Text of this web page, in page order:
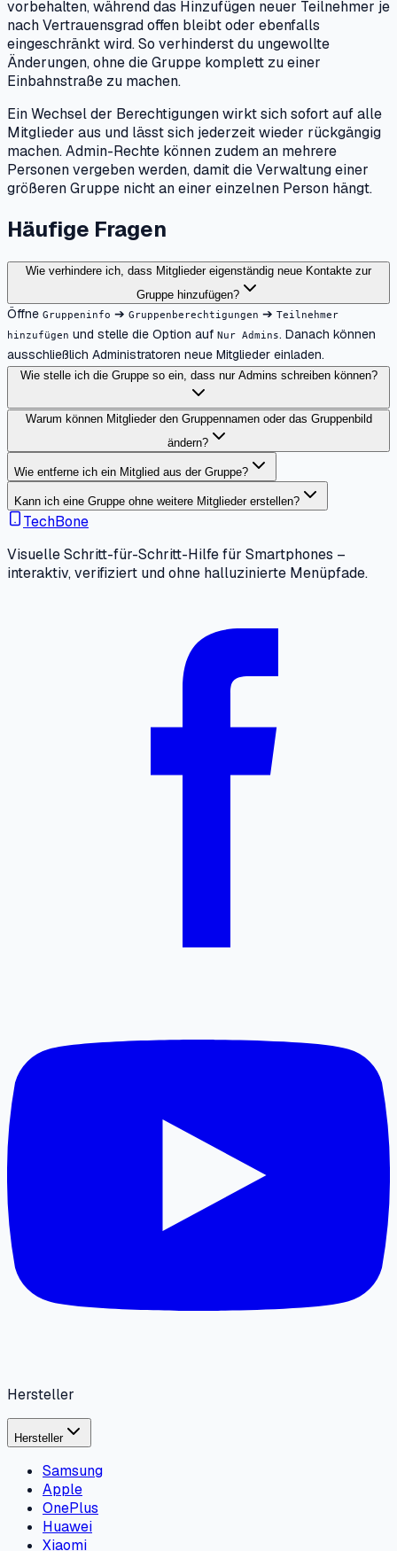
vorbehalten, während das Hinzufügen neuer Teilnehmer je
nach Vertrauensgrad offen bleibt oder ebenfalls
eingeschränkt wird. So verhinderst du ungewollte
Änderungen, ohne die Gruppe komplett zu einer
Einbahnstraße zu machen.
Ein Wechsel der Berechtigungen wirkt sich sofort auf alle
Mitglieder aus und lässt sich jederzeit wieder rückgängig
machen. Admin-Rechte können zudem an mehrere
Personen vergeben werden, damit die Verwaltung einer
größeren Gruppe nicht an einer einzelnen Person hängt.
Häufige Fragen
Wie verhindere ich, dass Mitglieder eigenständig neue Kontakte zur
Gruppe hinzufügen?
Öffne Gruppeninfo ➔ Gruppenberechtigungen ➔ Teilnehmer
hinzufügen und stelle die Option auf Nur Admins. Danach können
ausschließlich Administratoren neue Mitglieder einladen.
Wie stelle ich die Gruppe so ein, dass nur Admins schreiben können?
Warum können Mitglieder den Gruppennamen oder das Gruppenbild
ändern?
Wie entferne ich ein Mitglied aus der Gruppe?
Kann ich eine Gruppe ohne weitere Mitglieder erstellen?
TechBone
Visuelle Schritt-für-Schritt-Hilfe für Smartphones –
interaktiv, verifiziert und ohne halluzinierte Menüpfade.
Hersteller
Hersteller
Samsung
Apple
OnePlus
Huawei
Xiaomi